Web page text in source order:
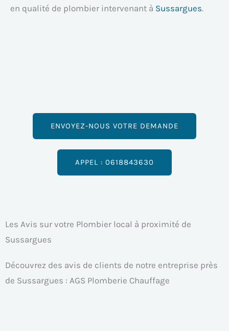
en qualité de plombier intervenant à Sussargues.
ENVOYEZ-NOUS VOTRE DEMANDE
APPEL : 0618843630
Les Avis sur votre Plombier local à proximité de
Sussargues
Découvrez des avis de clients de notre entreprise près
de Sussargues : AGS Plomberie Chauffage